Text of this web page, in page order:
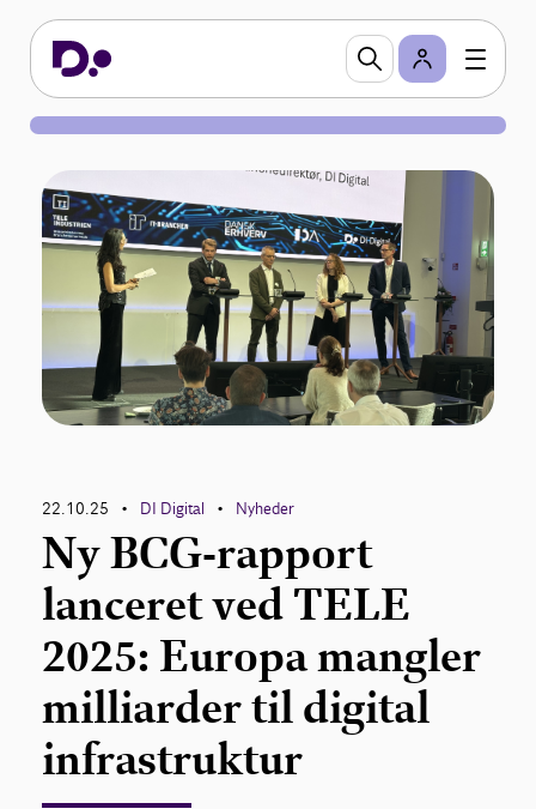
22.10.25 • DI Digital • Nyheder
Ny BCG-rapport
lanceret ved TELE
2025: Europa mangler
milliarder til digital
infrastruktur